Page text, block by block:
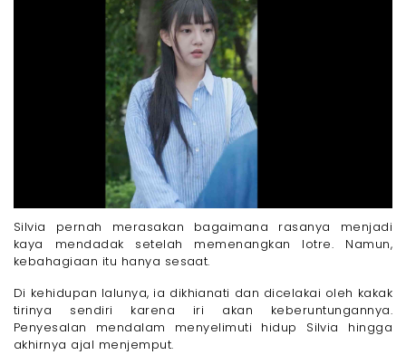
Silvia pernah merasakan bagaimana rasanya menjadi
kaya mendadak setelah memenangkan lotre. Namun,
kebahagiaan itu hanya sesaat.
Di kehidupan lalunya, ia dikhianati dan dicelakai oleh kakak
tirinya sendiri karena iri akan keberuntungannya.
Penyesalan mendalam menyelimuti hidup Silvia hingga
akhirnya ajal menjemput.